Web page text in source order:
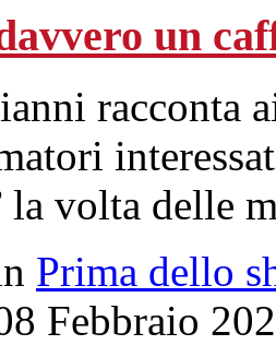
un
racconta
la volta delle
Prima dello
Febbraio